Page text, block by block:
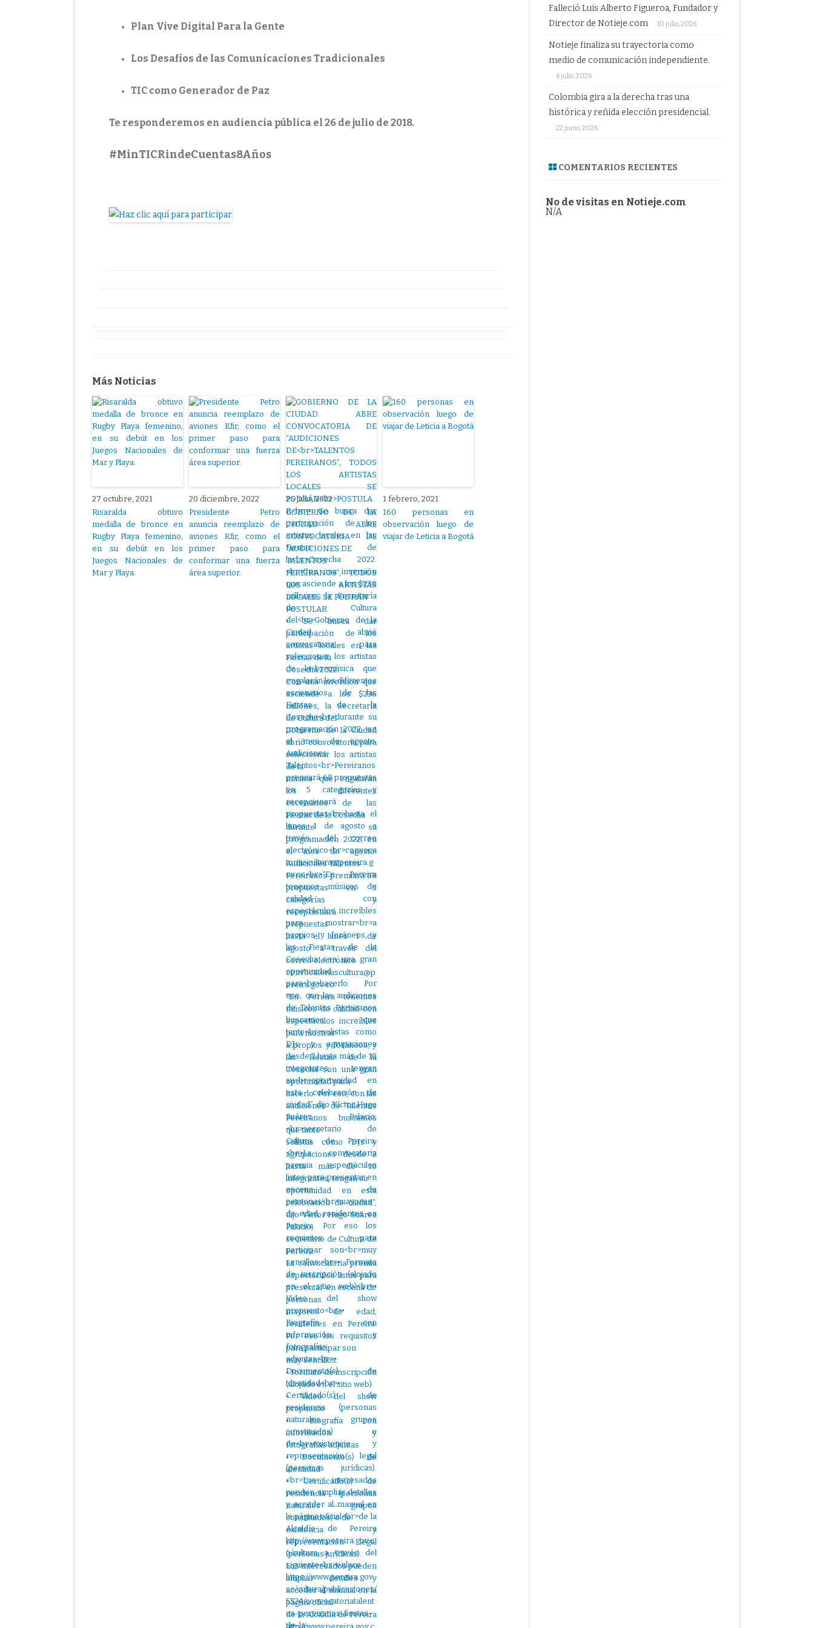
Plan Vive Digital Para la Gente
Los Desafíos de las Comunicaciones Tradicionales
TIC como Generador de Paz
Te responderemos en audiencia pública el 26 de julio de 2018.
#MinTICRindeCuentas8Años
Más Noticias
27 octubre, 2021
Risaralda obtuvo
medalla de bronce en
Rugby Playa femenino,
en su debút en los
Juegos Nacionales de
Mar y Playa.
20 diciembre, 2022
Presidente Petro
anuncia reemplazo de
aviones Kfir, como el
primer paso para
conformar una fuerza
área superior.
26 julio, 2022
GOBIERNO DE LA
CIUDAD. ABRE
CONVOCATORIA DE
“AUDICIONES DE
TALENTOS
PEREIRANOS”, TODOS
LOS ARTISTAS
LOCALES SE PODRÁN
POSTULAR
• Se busca dar
participación de los
artistas locales en las
Fiestas de la
Cosecha 2022.
Con una inversión que
asciende a los $236
millones, la Secretaría
de Cultura del
Gobierno de la Ciudad
abrió convocatoria para
seleccionar los artistas
de la
música que engalarán
los diferentes
escenarios de las
Fiestas de la Cosecha
durante su
programación 2022, en
el mes de agosto.
Audiciones Talentos
Pereiranos premiará 68
propuestas en 5
categorías y
recepcionará
propuestas
hasta el lunes 1 de
agosto a través del
correo electrónico
convocatoriascultura@p
ereira.gov.co
“En Pereira tenemos
músicos de calidad con
espectáculos increíbles
para mostrar
a propios y foráneos, y
las Fiestas de la
Cosecha son una gran
oportunidad para
hacerlo. Por eso, con las
audiciones de Talentos
Pereiranos buscamos
que tanto
solistas como DJs y
agrupaciones desde 2
hasta más de 10
integrantes, tengan su
oportunidad en esta
celebración de ciudad”,
dijo Víctor Hugo Suárez
Palacio,
secretario de Cultura de
Pereira.
La convocatoria premia
espectáculos listos para
presentar en escena de
personas
mayores de edad,
residentes en Pereira.
Por eso los requisitos
para participar son
muy sencillos:
• Formato de inscripción
(alojado en el sitio web)
• Video del show
propuesto
• Biografía con
información y
fotografías adjuntas
• Documento(s) de
identidad
• Certificado(s) de
residencia (personas
naturales – grupos
constituidos) o de
existencia y
representación legal
(personas jurídicas).
Los interesados pueden
ampliar detalles y
acceder al manual en la
página oficial
de la Alcaldía de Pereira
1 febrero, 2021
160 personas en
observación luego de
viajar de Leticia a Bogotá
Falleció Luis Alberto Figueroa, Fundador y
Director de Notieje.com
10 julio, 2026
Notieje finaliza su trayectoria como
medio de comunicación independiente.
6 julio, 2026
Colombia gira a la derecha tras una
histórica y reñida elección presidencial.
22 junio, 2026
COMENTARIOS RECIENTES
No de visitas en Notieje.com
N/A